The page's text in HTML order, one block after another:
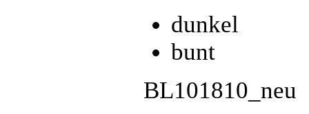
dunkel
bunt
BL101810_neu